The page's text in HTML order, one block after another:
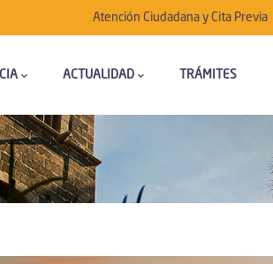
Submenú
Atención Ciudadana y Cita Previa
ACTUALIDAD TRÁMITES